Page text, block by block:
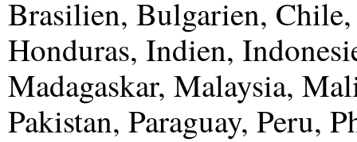
Brasilien, Bulgarien,
Honduras, Indien,
Madagaskar, Malaysia,
Pakistan, Paraguay, Peru,